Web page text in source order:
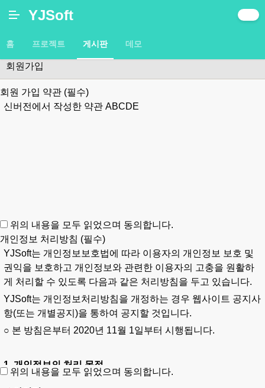
YJSoft
홈 프로젝트 게시판 데모
공지사항 QNA
회원가입
회원 가입 약관 (필수)
신버전에서 작성한 약관 ABCDE
위의 내용을 모두 읽었으며 동의합니다.
개인정보 처리방침 (필수)
YJSoft는 개인정보보호법에 따라 이용자의 개인정보 보호 및
권익을 보호하고 개인정보와 관련한 이용자의 고충을 원활하
게 처리할 수 있도록 다음과 같은 처리방침을 두고 있습니다.
YJSoft는 개인정보처리방침을 개정하는 경우 웹사이트 공지사
항(또는 개별공지)을 통하여 공지할 것입니다.
○ 본 방침은부터 2020년 11월 1일부터 시행됩니다.
1. 개인정보의 처리 목적
위의 내용을 모두 읽었으며 동의합니다.